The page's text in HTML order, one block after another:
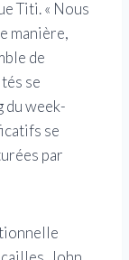
Titi. « Nous
manière,
de
se
du week-
se
par